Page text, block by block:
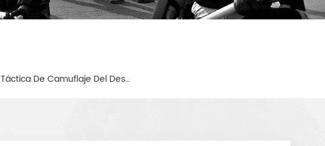
Gorra Militar Táctica De Camuflaje Del Desierto Tricolor